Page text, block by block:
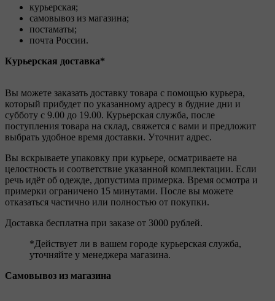
курьерская;
самовывоз из магазина;
постаматы;
почта России.
Курьерская доставка*
Вы можете заказать доставку товара с помощью курьера,
который прибудет по указанному адресу в будние дни и
субботу с 9.00 до 19.00. Курьерская служба, после
поступления товара на склад, свяжется с вами и предложит
выбрать удобное время доставки. Уточнит адрес.
Вы вскрываете упаковку при курьере, осматриваете на
целостность и соответствие указанной комплектации. Если
речь идёт об одежде, допустима примерка. Время осмотра и
примерки ограничено 15 минутами. После вы можете
отказаться частично или полностью от покупки.
Доставка бесплатна при заказе от 3000 рублей.
*Действует ли в вашем городе курьерская служба,
уточняйте у менеджера магазина.
Самовывоз из магазина